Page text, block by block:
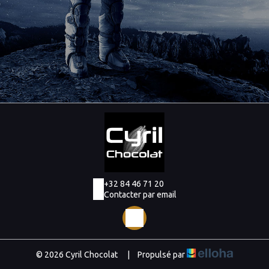
+32 84 46 71 20
Contacter par email
© 2026 Cyril Chocolat Propulsé par